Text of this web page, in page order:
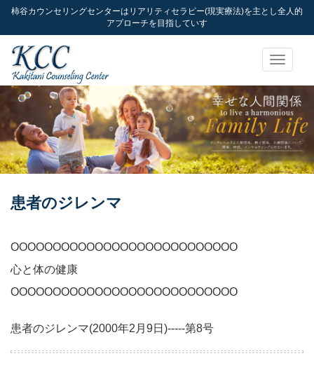
柿谷カウンセリングセンターはリアリティセラピー(現実療法)を主とし全人的
アプローチを目指していす
Toggle
患者のジレンマ
OOOOOOOOOOOOOOOOOOOOOOOOOOO
心と体の健康
OOOOOOOOOOOOOOOOOOOOOOOOOOO
患者のジレンマ(2000年2月9日)-----第8号